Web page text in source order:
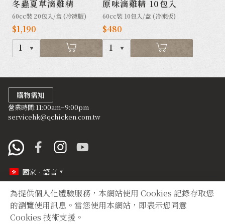
為提供個人化體驗服務，本網站使用 Cookies 記錄存取您
的瀏覽使用訊息。當您使用本網站，即表示您同意
Cookies 技術支援。
冬蟲夏草滴雞精
60cc裝 20包入/盒 (冷凍版)
$1,190
1
原味滴雞精 10包入
60cc裝 10包入/盒 (冷凍版)
$480
1
購物需知
營業時間:11:00am~9:00pm
servicehk@qchicken.com.tw
國家．語言
定型化契約
隱私權聲明
Copyright © 2012 TIAN YUAN XIANG All right reserved.